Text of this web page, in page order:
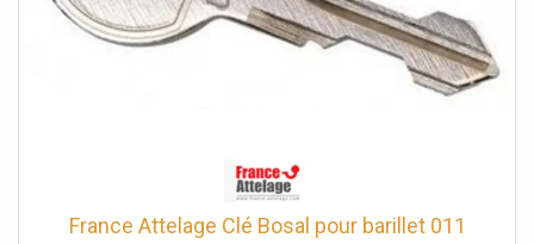
France Attelage Clé Bosal pour barillet 011